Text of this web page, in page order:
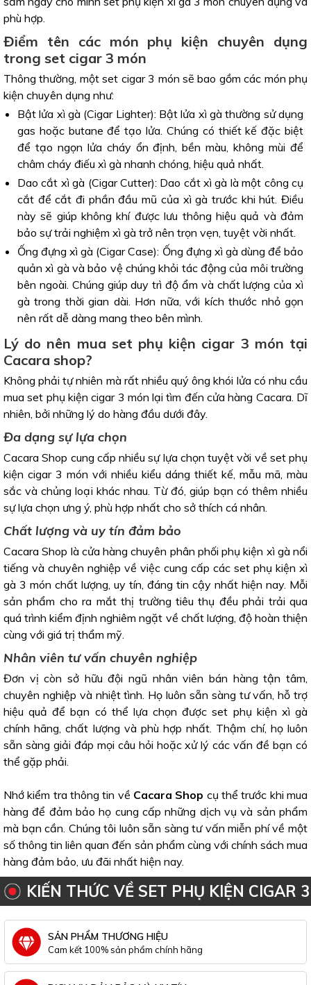
phù hợp.
Điểm tên các món phụ kiện chuyên dụng
trong set cigar 3 món
Thông thường, một set cigar 3 món sẽ bao gồm các món phụ
kiện chuyên dụng như:
Bật lửa xì gà (Cigar Lighter): Bật lửa xì gà thường sử dụng
gas hoặc butane để tạo lửa. Chúng có thiết kế đặc biệt
để tạo ngọn lửa cháy ổn định, bền màu, không mùi để
châm cháy điếu xì gà nhanh chóng, hiệu quả nhất.
Dao cắt xì gà (Cigar Cutter): Dao cắt xì gà là một công cụ
cắt để cắt đi phần đầu mũ của xì gà trước khi hút. Điều
này sẽ giúp không khí được lưu thông hiệu quả và đảm
bảo sự trải nghiệm xì gà trở nên trọn vẹn, tuyệt vời nhất.
Ống đựng xì gà (Cigar Case): Ống đựng xì gà dùng để bảo
quản xì gà và bảo vệ chúng khỏi tác động của môi trường
bên ngoài. Chúng giúp duy trì độ ẩm và chất lượng của xì
gà trong thời gian dài. Hơn nữa, với kích thước nhỏ gọn
nên rất dễ dàng mang theo bên mình.
Lý do nên mua set phụ kiện cigar 3 món tại
Cacara shop?
Không phải tự nhiên mà rất nhiều quý ông khói lửa có nhu cầu
mua set phụ kiện cigar 3 món lại tìm đến cửa hàng Cacara. Dĩ
nhiên, bởi những lý do hàng đầu dưới đây.
Đa dạng sự lựa chọn
Cacara Shop cung cấp nhiều sự lựa chọn tuyệt vời về set phụ
kiện cigar 3 món với nhiều kiểu dáng thiết kế, mẫu mã, màu
sắc và chủng loại khác nhau. Từ đó, giúp bạn có thêm nhiều
sự lựa chọn ưng ý, phù hợp nhất cho sở thích cá nhân.
Chất lượng và uy tín đảm bảo
Cacara Shop là cửa hàng chuyên phân phối phụ kiện xì gà nổi
tiếng và chuyên nghiệp về việc cung cấp các set phụ kiện xì
gà 3 món chất lượng, uy tín, đáng tin cậy nhất hiện nay. Mỗi
sản phẩm cho ra mắt thị trường tiêu thụ đều phải trải qua
quá trình kiểm định nghiêm ngặt về chất lượng, độ hoàn thiện
cùng với giá trị thẩm mỹ.
Nhân viên tư vấn chuyên nghiệp
Đơn vị còn sở hữu đội ngũ nhân viên bán hàng tận tâm,
chuyên nghiệp và nhiệt tình. Họ luôn sẵn sàng tư vấn, hỗ trợ
hiệu quả để bạn có thể lựa chọn được set phụ kiện xì gà
chính hãng, chất lượng và phù hợp nhất. Thậm chí, họ luôn
sẵn sàng giải đáp mọi câu hỏi hoặc xử lý các vấn đề bạn có
thể gặp phải.
Nhớ kiểm tra thông tin về Cacara Shop cụ thể trước khi mua
hàng để đảm bảo họ cung cấp những dịch vụ và sản phẩm
mà bạn cần. Chúng tôi luôn sẵn sàng tư vấn miễn phí về một
số thông tin liên quan đến sản phẩm cùng với chính sách mua
hàng đảm bảo, ưu đãi nhất hiện nay.
KIẾN THỨC VỀ SET PHỤ KIỆN CIGAR 3
MÓN
SẢN PHẨM THƯƠNG HIỆU
Cam kết 100% sản phẩm chính hãng